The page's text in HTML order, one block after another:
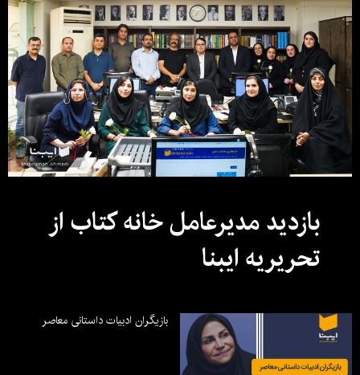
بازدید مدیرعامل خانه کتاب از
تحریریه ایبنا
بازیگران ادبیات داستانی معاصر